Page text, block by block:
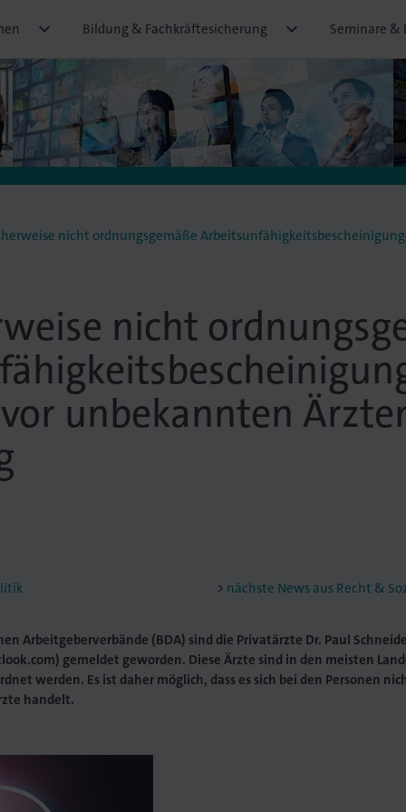
 Bildung & Fachkräftesicherung  Seminare &
nicht ordnungsgemäße Arbeitsunfähigkeitsbescheinigungen –
nicht
unbekannten
nächste News aus Recht &
Arbeitgeberverbände (BDA) sind die Privatärzte Dr. Paul
gemeldet geworden. Diese Ärzte sind in den meisten
werden. Es ist daher möglich, dass es sich bei den Personen
handelt.